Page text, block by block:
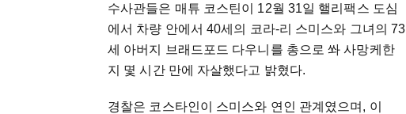
수사관들은 매튜 코스틴이 12월 31일 핼리팩스 도심
에서 차량 안에서 40세의 코라-리 스미스와 그녀의 73
세 아버지 브래드포드 다우니를 총으로 쏴 사망케한
지 몇 시간 만에 자살했다고 밝혔다.
경찰은 코스타인이 스미스와 연인 관계였으며, 이